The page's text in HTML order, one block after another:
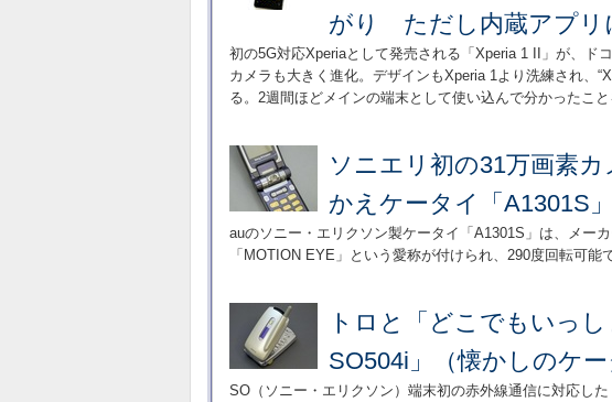
がり ただし内蔵アプリ
初の5G対応Xperiaとして発売される「Xperia 1 II」が、ド
カメラも大きく進化。デザインもXperia 1より洗練され、
る。2週間ほどメインの端末として使い込んで分かったこと
ソニエリ初の31万画素
かえケータイ「A1301S」
auのソニー・エリクソン製ケータイ「A1301S」は、メー
「MOTION EYE」という愛称が付けられ、290度回転可能
トロと「どこでもいっ
SO504i」（懐かしのケー
SO（ソニー・エリクソン）端末初の赤外線通信に対応し